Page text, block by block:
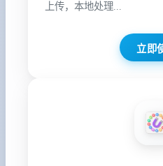
上传，本地处理...
立即